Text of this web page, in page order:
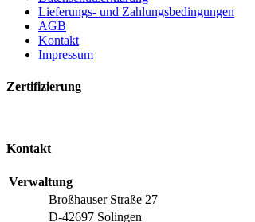
Lieferungs- und Zahlungsbedingungen
AGB
Kontakt
Impressum
Zertifizierung
Kontakt
Verwaltung
Broßhauser Straße 27
D-42697 Solingen